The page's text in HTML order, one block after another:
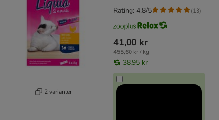
2 varianter
41,00 kr
455,60 kr / kg
38,95 kr
Rating: 4.8/5 (13)